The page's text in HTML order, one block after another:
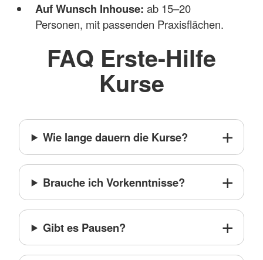
Auf Wunsch Inhouse: ab 15–20
Personen, mit passenden Praxisflächen.
FAQ Erste-Hilfe
Kurse
Wie lange dauern die Kurse?
Brauche ich Vorkenntnisse?
Gibt es Pausen?